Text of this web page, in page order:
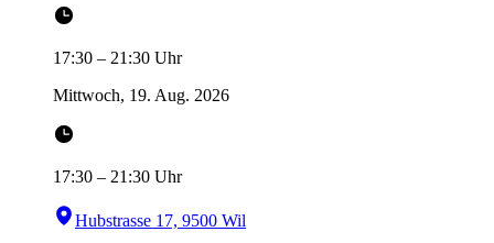
17:30 – 21:30 Uhr
Mittwoch, 19. Aug. 2026
17:30 – 21:30 Uhr
Hubstrasse 17, 9500 Wil